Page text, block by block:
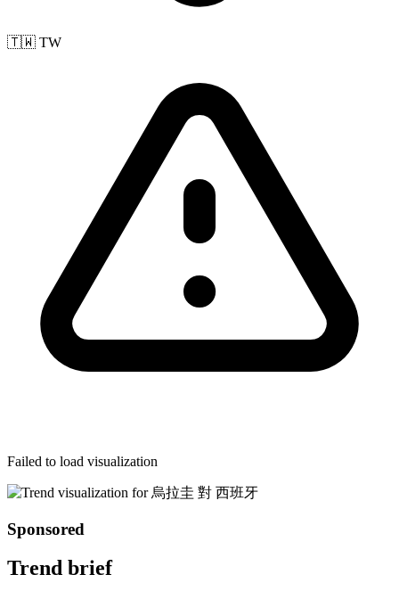
🇹🇼 TW
Failed to load visualization
Sponsored
Trend brief